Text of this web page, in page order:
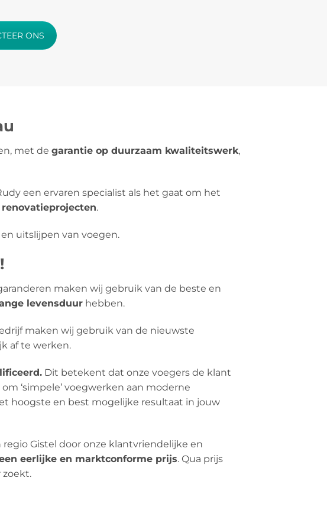
ONS
met de garantie op duurzaam kwaliteitswerk,
een ervaren specialist als het gaat om het
.
uitslijpen van voegen.
maken wij gebruik van de beste en
levensduur hebben.
maken wij gebruik van de nieuwste
af te werken.
Dit betekent dat onze voegers de klant
‘simpele’ voegwerken aan moderne
hoogste en best mogelijke resultaat in jouw
Gistel door onze klantvriendelijke en
eerlijke en marktconforme prijs. Qua prijs
zoekt.